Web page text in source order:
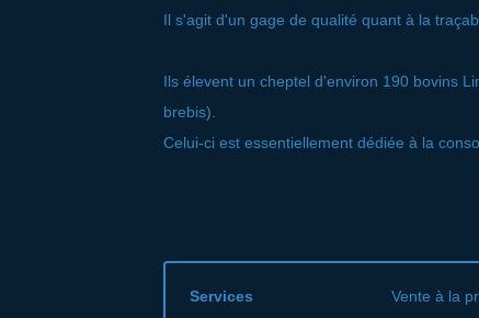
Il s'agit d'un gage de qualité quant à la
Ils élevent un cheptel d'environ 190 bovins
brebis).
Celui-ci est essentiellement dédiée à la
Services Vente à la